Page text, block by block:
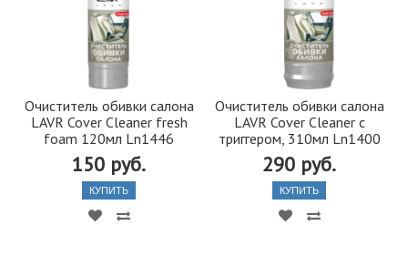
Очиститель обивки салона
LAVR Cover Cleaner fresh
foam 120мл Ln1446
150 руб.
КУПИТЬ
Очиститель обивки салона
LAVR Cover Cleaner с
триггером, 310мл Ln1400
290 руб.
КУПИТЬ